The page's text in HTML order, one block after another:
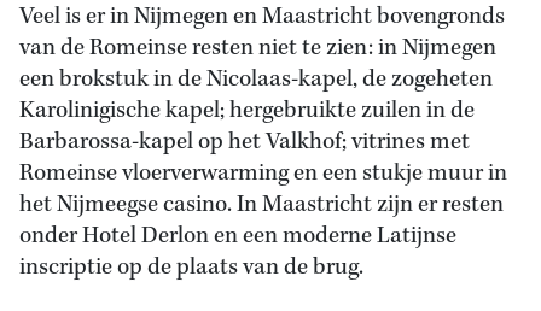
Veel is er in Nijmegen en Maastricht bovengronds
van de Romeinse resten niet te zien: in Nijmegen
een brokstuk in de Nicolaas-kapel, de zogeheten
Karolinigische kapel; hergebruikte zuilen in de
Barbarossa-kapel op het Valkhof; vitrines met
Romeinse vloerverwarming en een stukje muur in
het Nijmeegse casino. In Maastricht zijn er resten
onder Hotel Derlon en een moderne Latijnse
inscriptie op de plaats van de brug.